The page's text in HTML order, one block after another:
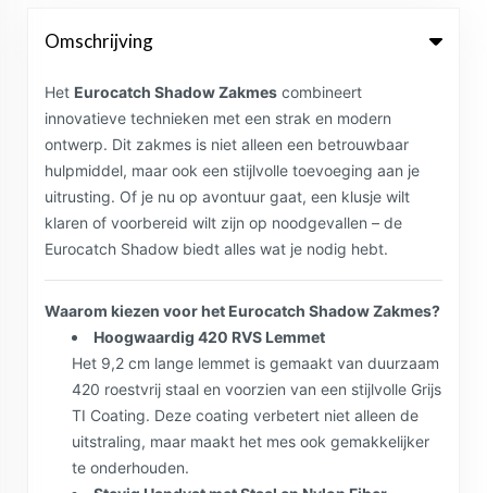
Omschrijving
Het Eurocatch Shadow Zakmes combineert
innovatieve technieken met een strak en modern
ontwerp. Dit zakmes is niet alleen een betrouwbaar
hulpmiddel, maar ook een stijlvolle toevoeging aan je
uitrusting. Of je nu op avontuur gaat, een klusje wilt
klaren of voorbereid wilt zijn op noodgevallen – de
Eurocatch Shadow biedt alles wat je nodig hebt.
Waarom kiezen voor het Eurocatch Shadow Zakmes?
Hoogwaardig 420 RVS Lemmet
Het 9,2 cm lange lemmet is gemaakt van duurzaam
420 roestvrij staal en voorzien van een stijlvolle Grijs
TI Coating. Deze coating verbetert niet alleen de
uitstraling, maar maakt het mes ook gemakkelijker
te onderhouden.